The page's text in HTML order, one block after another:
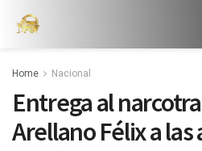
Home Nacional
Entrega al
Arellano Félix a